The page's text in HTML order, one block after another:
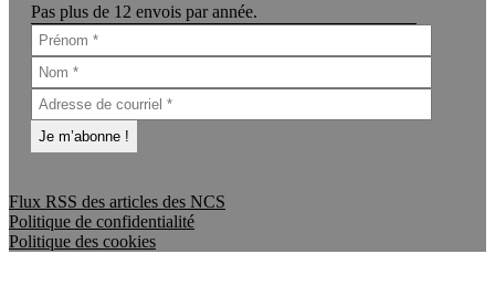
Pas plus de 12 envois par année.
Flux RSS des articles des NCS
Politique de confidentialité
Politique des cookies